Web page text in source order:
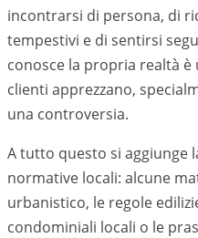
incontrarsi di persona, di
tempestivi e di sentirsi
conosce la propria realtà
clienti apprezzano,
una controversia.
A tutto questo si aggiunge
normative locali: alcune
urbanistico, le regole
condominiali locali o le